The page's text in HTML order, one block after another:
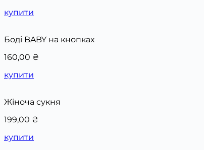
купити
Боді BABY на кнопках
160,00 ₴
купити
Жіноча сукня
199,00 ₴
купити